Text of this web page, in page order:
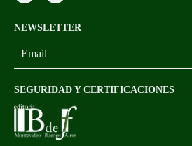
NEWSLETTER
SEGURIDAD Y CERTIFICACIONES